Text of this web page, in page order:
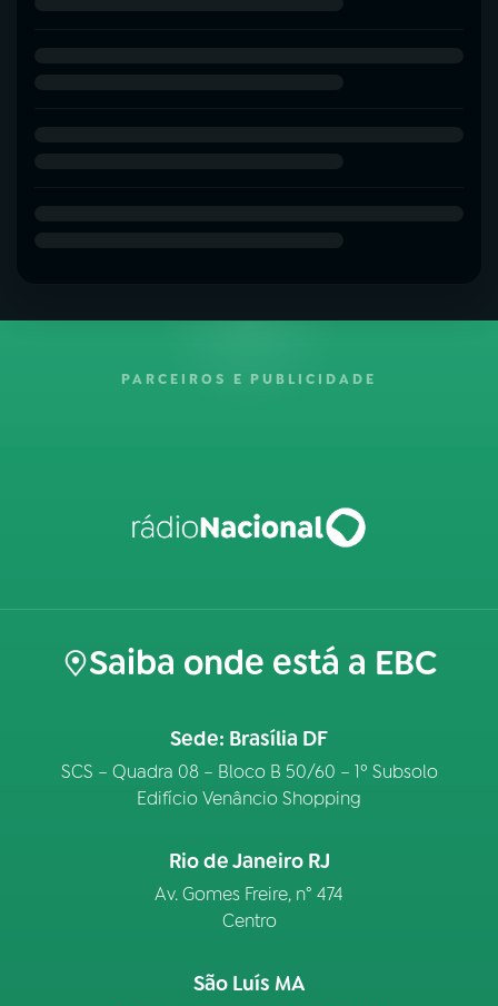
PARCEIROS E PUBLICIDADE
Saiba onde está a EBC
Sede: Brasília DF
SCS – Quadra 08 – Bloco B 50/60 – 1º Subsolo
Edifício Venâncio Shopping
Rio de Janeiro RJ
Av. Gomes Freire, n° 474
Centro
São Luís MA